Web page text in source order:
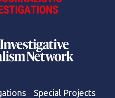
Special Projects